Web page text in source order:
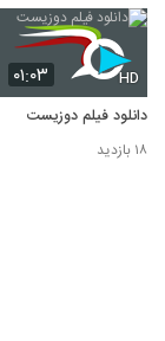
۰۱:۰۳ HD
دانلود فیلم دوزیست
۱۸ بازدید